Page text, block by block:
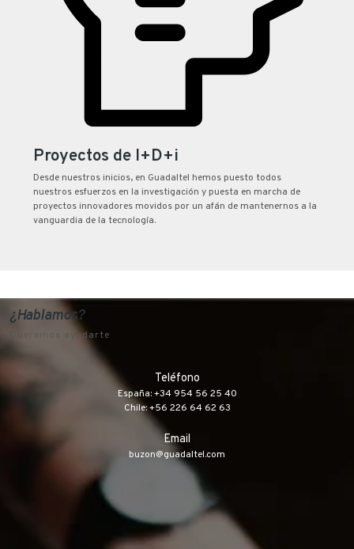
Proyectos de I+D+i
Desde nuestros inicios, en Guadaltel hemos puesto todos
nuestros esfuerzos en la investigación y puesta en marcha de
proyectos innovadores movidos por un afán de mantenernos a la
vanguardia de la tecnología.
¿Hablamos?
Queremos ayudarte
Teléfono
España: +34 954 56 25 40
Chile: +56 226 64 62 63
Email
buzon@guadaltel.com